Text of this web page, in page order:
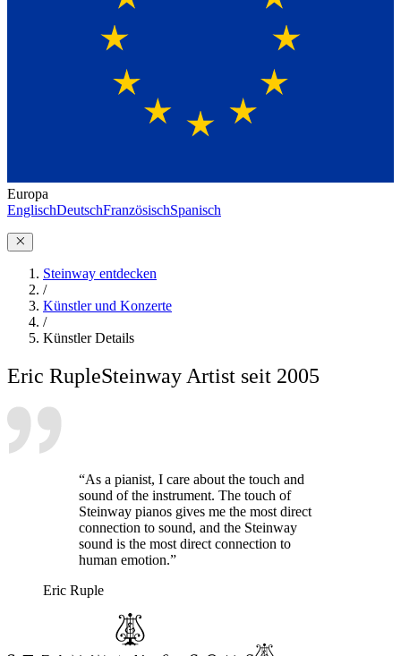
Europa
EnglischDeutschFranzösischSpanisch
Steinway entdecken
/
Künstler und Konzerte
/
Künstler Details
Eric RupleSteinway Artist seit 2005
“As a pianist, I care about the touch and
sound of the instrument. The touch of
Steinway pianos gives me the most direct
connection to sound, and the Steinway
sound is the most direct connection to
human emotion.”
Eric Ruple